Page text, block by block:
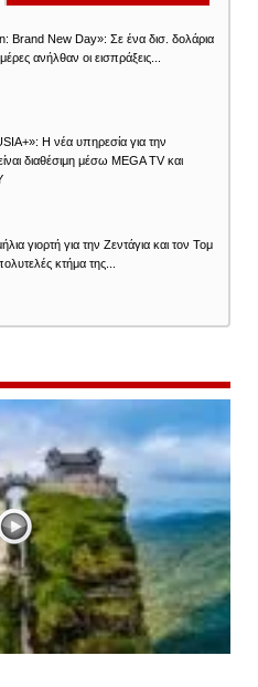
Brand New Day»: Σε ένα δισ. δολάρια
ανήλθαν οι εισπράξεις...
Η νέα υπηρεσία για την
διαθέσιμη μέσω MEGA TV και
γιορτή για την Ζεντάγια και τον Τομ
κτήμα της...